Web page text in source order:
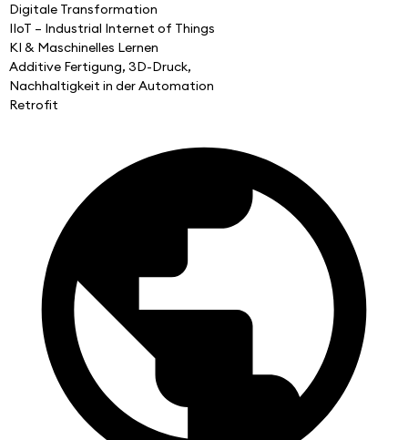
Digitale Transformation
IIoT – Industrial Internet of Things
KI & Maschinelles Lernen
Additive Fertigung, 3D-Druck,
Nachhaltigkeit in der Automation
Retrofit